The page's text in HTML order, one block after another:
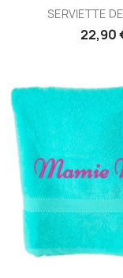
Aperçu
SERVIETTE
22,90